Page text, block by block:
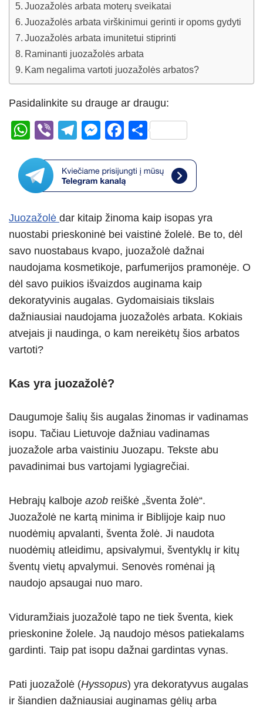
Juozažolės arbata moterų sveikatai
Juozažolės arbata virškinimui gerinti ir opoms gydyti
Juozažolės arbata imunitetui stiprinti
Raminanti juozažolės arbata
Kam negalima vartoti juozažolės arbatos?
Pasidalinkite su drauge ar draugu:
W
at
s
p
p
Vi
er
T
e
gr
m
M
ss
e
g
er
F
c
e
o
o
k
S
ar
e
Juozažolė dar kitaip žinoma kaip isopas yra
nuostabi prieskoninė bei vaistinė žolelė. Be to, dėl
savo nuostabaus kvapo, juozažolė dažnai
naudojama kosmetikoje, parfumerijos pramonėje. O
dėl savo puikios išvaizdos auginama kaip
dekoratyvinis augalas. Gydomaisiais tikslais
dažniausiai naudojama juozažolės arbata. Kokiais
atvejais ji naudinga, o kam nereikėtų šios arbatos
vartoti?
Kas yra juozažolė?
Daugumoje šalių šis augalas žinomas ir vadinamas
isopu. Tačiau Lietuvoje dažniau vadinamas
juozažole arba vaistiniu Juozapu. Tekste abu
pavadinimai bus vartojami lygiagrečiai.
Hebrajų kalboje azob reiškė „šventa žolė“.
Juozažolė ne kartą minima ir Biblijoje kaip nuo
nuodėmių apvalanti, šventa žolė. Ji naudota
nuodėmių atleidimu, apsivalymui, šventyklų ir kitų
šventų vietų apvalymui. Senovės romėnai ją
naudojo apsaugai nuo maro.
Viduramžiais juozažolė tapo ne tiek šventa, kiek
prieskonine žolele. Ją naudojo mėsos patiekalams
gardinti. Taip pat isopu dažnai gardintas vynas.
Pati juozažolė (Hyssopus) yra dekoratyvus augalas
ir šiandien dažniausiai auginamas gėlių arba